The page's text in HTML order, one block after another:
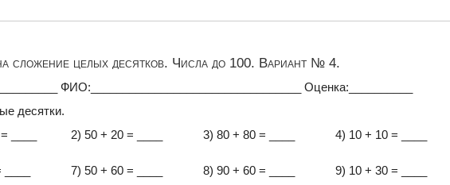
сложение целых десятков. Числа до 100. Вариант № 4.
ФИО:_________________________________ Оценка:__________
десятки.
____
2) 50 + 20 = ____ 3) 80 + 80 = ____ 4) 10 + 10 = ____
7) 50 + 60 = ____ 8) 90 + 60 = ____ 9) 10 + 30 = ____